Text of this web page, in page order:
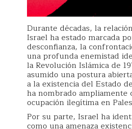
Durante décadas, la
Israel ha estado marcada
desconfianza, la
una profunda enemistad
la Revolución Islámica de
asumido una postura
a la existencia del Estado
ha nombrado ampliamente
ocupación ilegítima en
Por su parte, Israel ha
como una amenaza